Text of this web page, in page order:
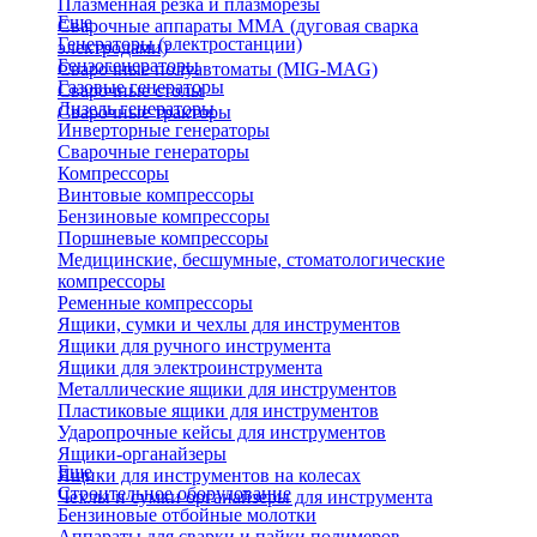
Плазменная резка и плазморезы
Сварочные аппараты ММА (дуговая сварка
электродами)
Сварочные полуавтоматы (MIG-MAG)
Сварочные столы
Сварочные тракторы
Еще
Генераторы (электростанции)
Бензогенераторы
Газовые генераторы
Дизель генераторы
Инверторные генераторы
Сварочные генераторы
Компрессоры
Винтовые компрессоры
Бензиновые компрессоры
Поршневые компрессоры
Медицинские, бесшумные, стоматологические
компрессоры
Ременные компрессоры
Ящики, сумки и чехлы для инструментов
Ящики для ручного инструмента
Ящики для электроинструмента
Металлические ящики для инструментов
Пластиковые ящики для инструментов
Ударопрочные кейсы для инструментов
Ящики-органайзеры
Ящики для инструментов на колесах
Чехлы и сумки органайзеры для инструмента
Еще
Строительное оборудование
Бензиновые отбойные молотки